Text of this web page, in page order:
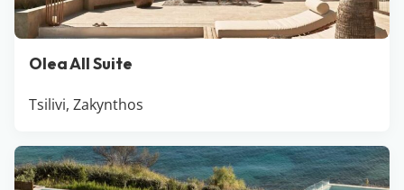
Olea All Suite
Tsilivi, Zakynthos